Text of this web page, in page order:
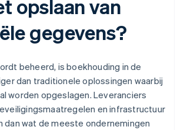
opslaan van
gegevens?
beheerd, is boekhouding in de
dan traditionele oplossingen waarbij
worden opgeslagen. Leveranciers
en infrastructuur
dan wat de meeste ondernemingen